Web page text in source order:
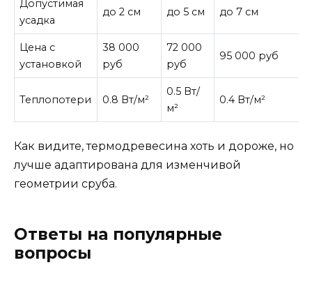
Допустимая
усадка
до 2 см до 5 см до 7 см
Цена с
установкой
38 000
руб
72 000
руб
95 000 руб
Теплопотери 0.8 Вт/м²
0.5 Вт/
м²
0.4 Вт/м²
Как видите, термодревесина хоть и дороже, но
лучше адаптирована для изменчивой
геометрии сруба.
Ответы на популярные
вопросы